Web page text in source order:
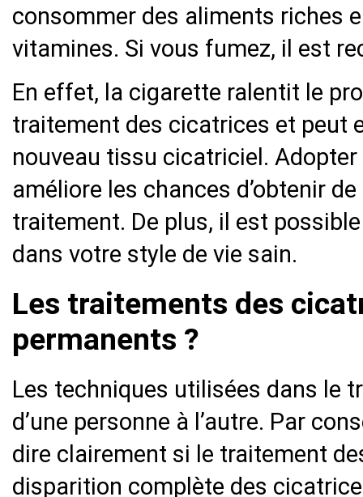
consommer des aliments riches
vitamines. Si vous fumez, il est
En effet, la cigarette ralentit le
traitement des cicatrices et peut
nouveau tissu cicatriciel.
améliore les chances d’obtenir
traitement. De plus, il est
dans votre style de vie sain.
Les traitements des
permanents ?
Les techniques utilisées dans le
d’une personne à l’autre. Par
dire clairement si le traitement
disparition complète des